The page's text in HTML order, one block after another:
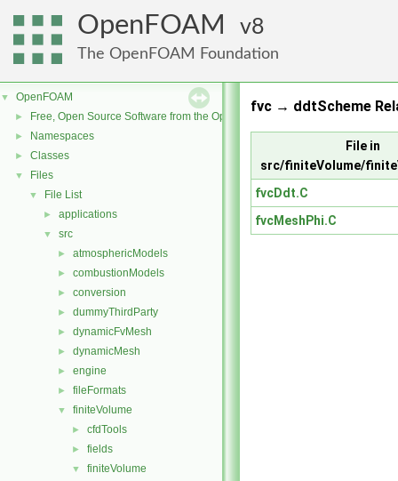
OpenFOAM 8
The OpenFOAM Foundation
▼ OpenFOAM
► Free, Open Source Software from the OpenFOAM Foundation
► Namespaces
► Classes
▼ Files
▼ File List
► applications
▼ src
► atmosphericModels
► combustionModels
► conversion
► dummyThirdParty
► dynamicFvMesh
► dynamicMesh
► engine
► fileFormats
▼ finiteVolume
► cfdTools
► fields
▼ finiteVolume
fvc → ddtScheme
File in
src/finiteVolume/
fvcDdt.C
fvcMeshPhi.C